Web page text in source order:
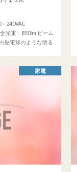
－240VAC
光束：850lm ビーム
熱電球のような明る
家電